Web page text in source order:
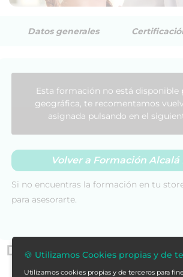
Datos generales
Datos generales
Esta formación no está disponible
geográfica, te recomentamos
asignada pulsando en el
Volver a Formación Alcalá
Si no encuentras la formación en tu
para asesorarte.
🍪 Utilizamos Cookies propias y de
Utilizamos cookies propias y de terceros para